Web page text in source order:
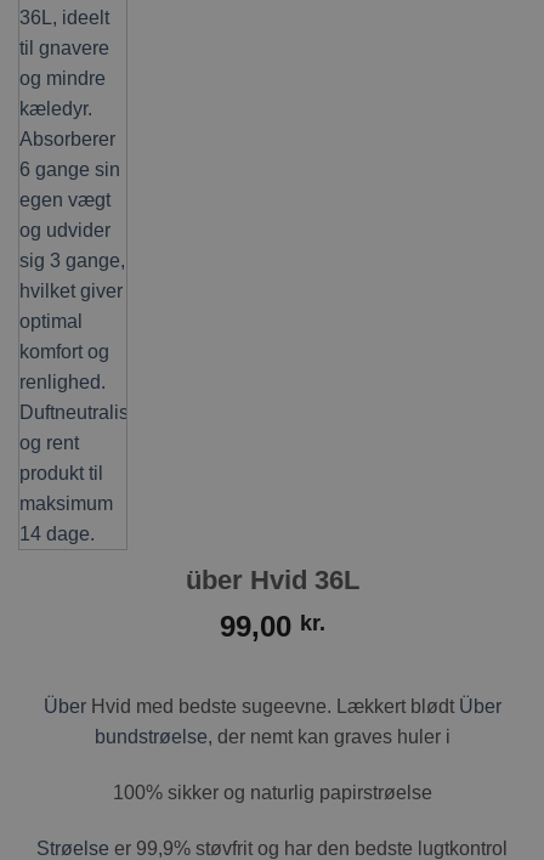
über Hvid 36L
99,00 kr.
ÜberHvid med bedste sugeevne. Lækkert blødt Über
bundstrøelse, der nemt kan graves huler i
100% sikker og naturlig papirstrøelse
Strøelse er 99,9% støvfrit og har den bedste lugtkontrol